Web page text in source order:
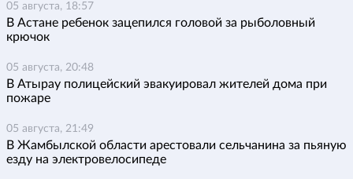
05 августа, 18:57
В Астане ребенок зацепился головой за рыболовный
крючок
05 августа, 20:48
В Атырау полицейский эвакуировал жителей дома при
пожаре
05 августа, 21:49
В Жамбылской области арестовали сельчанина за пьяную
езду на электровелосипеде